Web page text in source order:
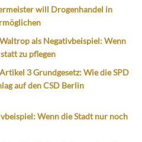
will Drogenhandel in
Waltrop als Negativbeispiel: Wenn
zu pflegen
Artikel 3 Grundgesetz: Wie die SPD
auf den CSD Berlin
Wenn die Stadt nur noch